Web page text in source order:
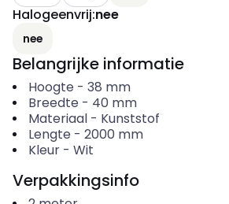
Halogeenvrij:nee
nee
Belangrijke informatie
Hoogte - 38 mm
Breedte - 40 mm
Materiaal- Kunststof
Lengte - 2000 mm
Kleur- Wit
Verpakkingsinfo